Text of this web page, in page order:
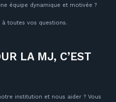
équipe dynamique et motivée ?
toutes vos questions.
LA MJ, C’EST
institution et nous aider ? Vous